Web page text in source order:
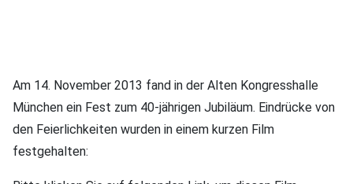
Am 14. November 2013 fand in der Alten Kongresshalle
München ein Fest zum 40-jährigen Jubiläum. Eindrücke von
den Feierlichkeiten wurden in einem kurzen Film
festgehalten: